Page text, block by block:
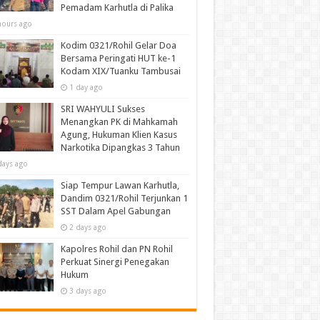
Pemadam Karhutla di Palika
ago
Kodim 0321/Rohil Gelar Doa
Bersama Peringati HUT ke-1
Kodam XIX/Tuanku Tambusai
1 day ago
SRI WAHYULI Sukses
Menangkan PK di Mahkamah
Agung, Hukuman Klien Kasus
Narkotika Dipangkas 3 Tahun
ago
Siap Tempur Lawan Karhutla,
Dandim 0321/Rohil Terjunkan 1
SST Dalam Apel Gabungan
2 days ago
Kapolres Rohil dan PN Rohil
Perkuat Sinergi Penegakan
Hukum
3 days ago